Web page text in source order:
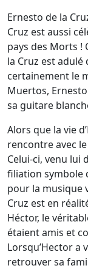
Ernesto de la
Cruz est aussi
pays des Morts !
la Cruz est
certainement le
Muertos,
sa guitare
Alors que la vie
rencontre avec
Celui-ci, venu lui
filiation symbole
pour la musique
Cruz est en
Héctor, le
étaient amis et
Lorsqu’Hector
retrouver sa